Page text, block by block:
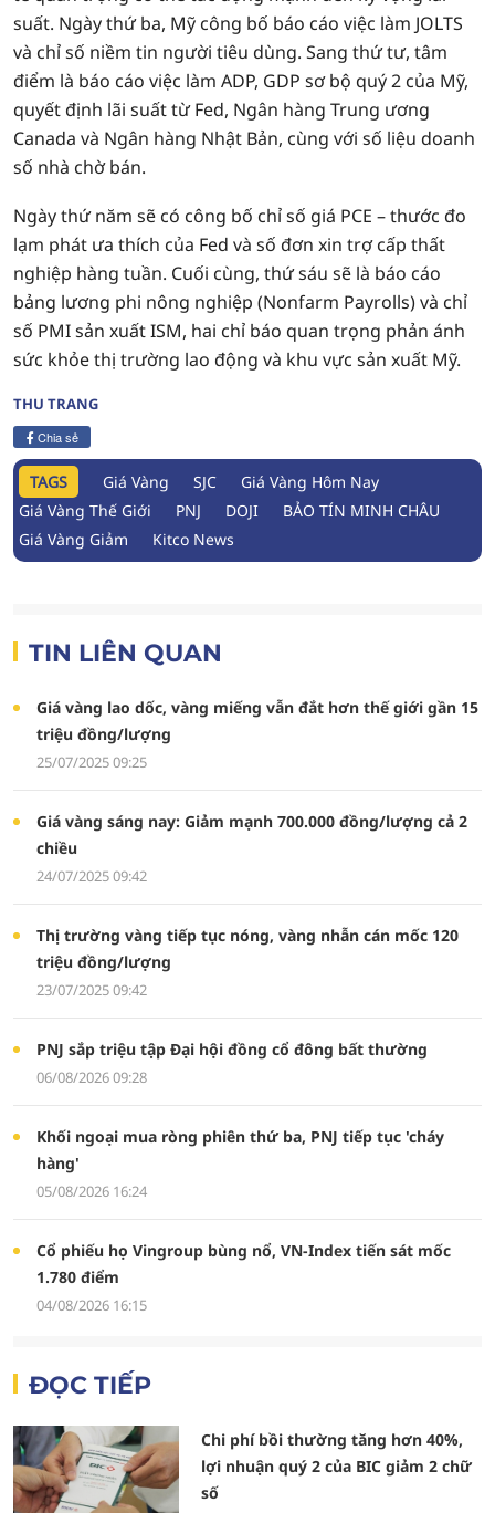
suất. Ngày thứ ba, Mỹ công bố báo cáo việc làm JOLTS
và chỉ số niềm tin người tiêu dùng. Sang thứ tư, tâm
điểm là báo cáo việc làm ADP, GDP sơ bộ quý 2 của Mỹ,
quyết định lãi suất từ Fed, Ngân hàng Trung ương
Canada và Ngân hàng Nhật Bản, cùng với số liệu doanh
số nhà chờ bán.
Ngày thứ năm sẽ có công bố chỉ số giá PCE – thước đo
lạm phát ưa thích của Fed và số đơn xin trợ cấp thất
nghiệp hàng tuần. Cuối cùng, thứ sáu sẽ là báo cáo
bảng lương phi nông nghiệp (Nonfarm Payrolls) và chỉ
số PMI sản xuất ISM, hai chỉ báo quan trọng phản ánh
sức khỏe thị trường lao động và khu vực sản xuất Mỹ.
THU TRANG
Chia sẻ
TAGS Giá Vàng SJC
Giá Vàng Hôm Nay
Giá Vàng Thế Giới
PNJ DOJI
BẢO TÍN MINH CHÂU
Giá Vàng Giảm
Kitco News
TIN LIÊN QUAN
Giá vàng lao dốc, vàng miếng vẫn đắt hơn thế giới gần 15
triệu đồng/lượng
25/07/2025 09:25
Giá vàng sáng nay: Giảm mạnh 700.000 đồng/lượng cả 2
chiều
24/07/2025 09:42
Thị trường vàng tiếp tục nóng, vàng nhẫn cán mốc 120
triệu đồng/lượng
23/07/2025 09:42
PNJ sắp triệu tập Đại hội đồng cổ đông bất thường
06/08/2026 09:28
Khối ngoại mua ròng phiên thứ ba, PNJ tiếp tục 'cháy
hàng'
05/08/2026 16:24
Cổ phiếu họ Vingroup bùng nổ, VN-Index tiến sát mốc
1.780 điểm
04/08/2026 16:15
ĐỌC TIẾP
Chi phí bồi thường tăng hơn 40%,
lợi nhuận quý 2 của BIC giảm 2 chữ
số